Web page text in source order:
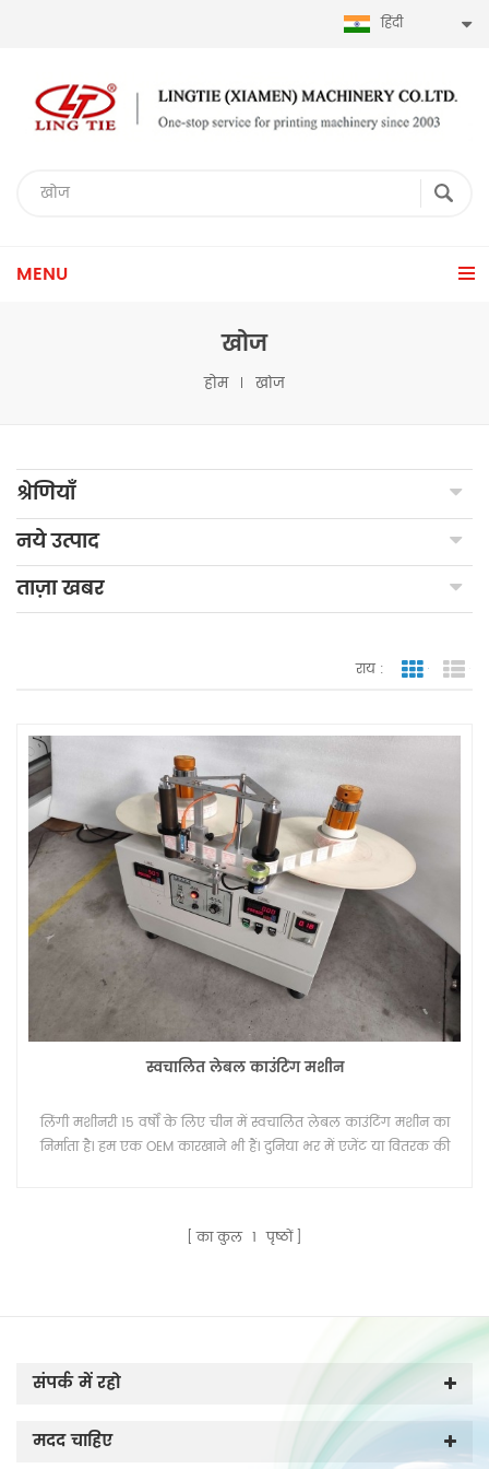
हिंदी
MENU
खोज
होम खोज
श्रेणियाँ
नये उत्पाद
ताज़ा खबर
राय : जाली
स्वचालित लेबल काउंटिंग मशीन
लिंगी मशीनरी 15 वर्षों के लिए चीन में स्वचालित लेबल काउंटिंग मशीन का
निर्माता है। हम एक OEM कारखाने भी हैं। दुनिया भर में एजेंट या वितरक की
का कुल 1 पृष्ठों
संपर्क में रहो
मदद चाहिए